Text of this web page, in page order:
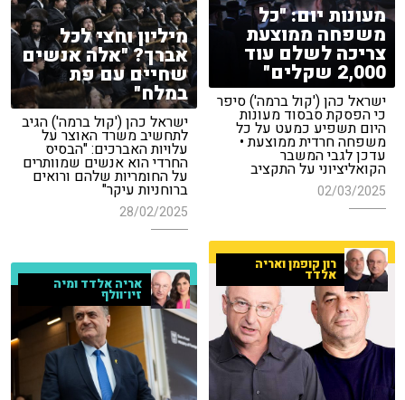
מעונות יום: "כל
משפחה ממוצעת
צריכה לשלם עוד
2,000 שקלים"
ישראל כהן ('קול ברמה') סיפר
כי הפסקת סבסוד מעונות
היום תשפיע כמעט על כל
משפחה חרדית ממוצעת •
עדכן לגבי המשבר
הקואליציוני על התקציב
02/03/2025
מיליון וחצי לכל
אברך? "אלה אנשים
שחיים עם פת
במלח"
ישראל כהן ('קול ברמה') הגיב
לתחשיב משרד האוצר על
עלויות האברכים: "הבסיס
החרדי הוא אנשים שמוותרים
על החומריות שלהם ורואים
ברוחניות עיקר"
28/02/2025
רון קופמן ואריה
אלדד אריה אלדד ומיה
זיו־וולף